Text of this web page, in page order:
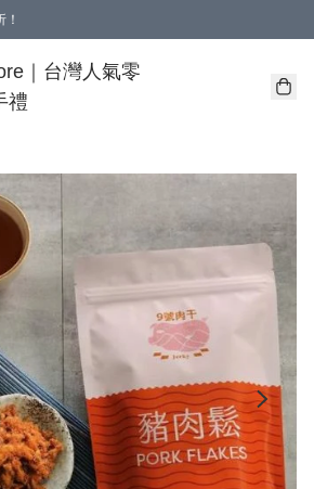
優惠！（適用於 本地送貨、本地取貨 )
｜台灣人氣零
禮